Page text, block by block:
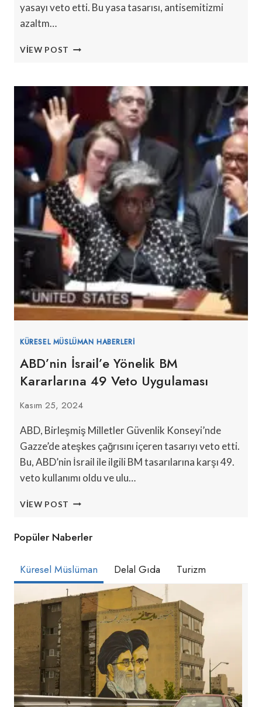
yasayı veto etti. Bu yasa tasarısı, antisemitizmi
azaltm…
VIEW POST KALIFORNIYA
VERGISI’
TASARIYI
VETO
ETTI
KÜRESEL MÜSLÜMAN HABERLERI
ABD’nin İsrail’e Yönelik BM
Kararlarına 49 Veto Uygulaması
Kasım 25, 2024
ABD, Birleşmiş Milletler Güvenlik Konseyi’nde
Gazze’de ateşkes çağrısını içeren tasarıyı veto etti.
Bu, ABD’nin İsrail ile ilgili BM tasarılarına karşı 49.
veto kullanımı oldu ve ulu…
VIEW POST ABD’NIN
BM
VETO
UYGULAMASI
Popüler Naberler
Küresel Müslüman Delal Gıda Turizm